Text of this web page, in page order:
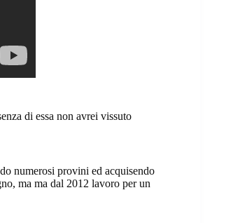
di essa non avrei vissuto
numerosi provini ed acquisendo
ma ma dal 2012 lavoro per un